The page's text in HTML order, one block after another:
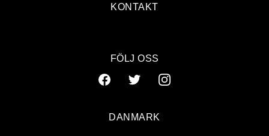
KONTAKT
FÖLJ OSS
DANMARK